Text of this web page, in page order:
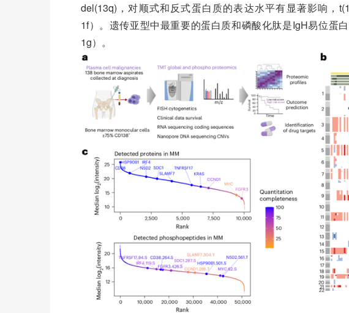
del(13q)，对顺式和反式蛋白质的表达水平有显著影响，
1f）。遗传亚型中最重要的蛋白质和磷酸化肽是IgH易位蛋
1g）。